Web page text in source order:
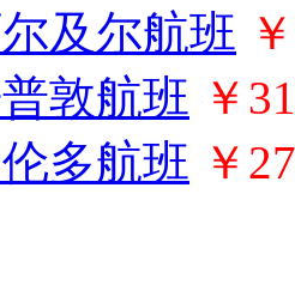
尔及尔航班
敦航班 ￥
多航班 ￥